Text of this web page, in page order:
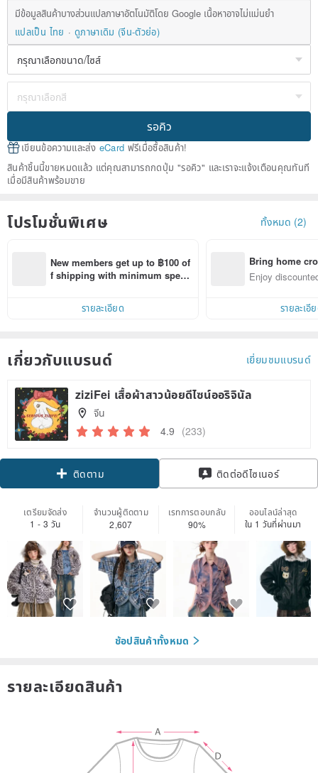
มีข้อมูลสินค้าบางส่วนแปลภาษาอัตโนมัติโดย Google เนื้อหาอาจไม่แม่นยำ
แปลเป็น ไทย
ดูภาษาเดิม (จีน-ตัวย่อ)
รอคิว
เขียนข้อความและส่ง eCard ฟรีเมื่อซื้อสินค้า!
สินค้าชิ้นนี้ขายหมดแล้ว แต่คุณสามารถกดปุ่ม "รอคิว" และเราจะแจ้งเตือนคุณทันที
เมื่อมีสินค้าพร้อมขาย
โปรโมชั่นพิเศษ ทั้งหมด (2)
New members get up to ฿100 of
f shipping with minimum spen
within 7 days!
รายละเอียด
Bring home
n with ease
Enjoy
รายละเอี
เกี่ยวกับแบรนด์ เยี่ยมชมแบรนด์
ziziFei เสื้อผ้าสาวน้อยดีไซน์ออริจินัล
จีน
4.9 (233)
ติดตาม ติดต่อดีไซเนอร์
เตรียมจัดส่ง
1 - 3 วัน
จำนวนผู้ติดตาม
2,607
เรทการตอบกลับ
90%
ออนไลน์ล่าสุด
ใน 1 วันที่ผ่านมา
ช้อปสินค้าทั้งหมด
รายละเอียดสินค้า